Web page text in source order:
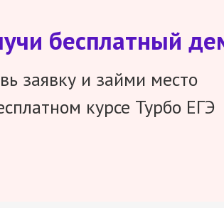
бесплатный
заявку и займи место
курсе Турбо ЕГЭ